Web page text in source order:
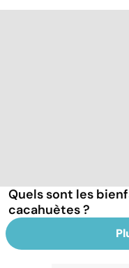
Quels sont les
cacahuètes ?